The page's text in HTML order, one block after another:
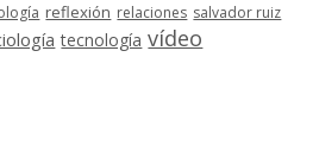
reflexión relaciones salvador ruiz
tecnología vídeo